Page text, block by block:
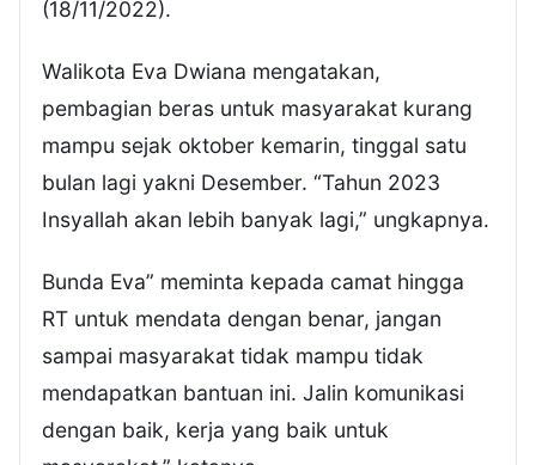
(18/11/2022).
Walikota Eva Dwiana mengatakan,
pembagian beras untuk masyarakat kurang
mampu sejak oktober kemarin, tinggal satu
bulan lagi yakni Desember. “Tahun 2023
Insyallah akan lebih banyak lagi,” ungkapnya.
Bunda Eva” meminta kepada camat hingga
RT untuk mendata dengan benar, jangan
sampai masyarakat tidak mampu tidak
mendapatkan bantuan ini. Jalin komunikasi
dengan baik, kerja yang baik untuk